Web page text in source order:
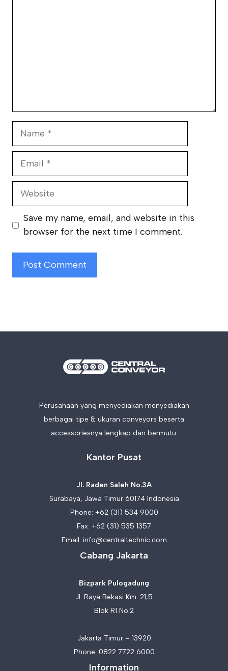
Website
Save my name, email, and website in this
browser for the next time I comment.
Perusahaan yang menyediakan menyediakan
berbagai tipe & ukuran conveyors beserta
accessoriesnya lengkap dan bermutu.
Kantor Pusat
Jl. Raden Saleh No.3A
Surabaya, Jawa Timur 60174 Indonesia
Phone: +62 (31) 534 9000
Fax: +62 (31) 535 1357
Email: info@centraltechnic.com
Cabang Jakarta
Bizpark Pulogadung
Jl. Raya Bekasi Km. 21,5
Blok R1 No.2
Jakarta Timur – 13920
Phone: 0822 7722 6000
Information